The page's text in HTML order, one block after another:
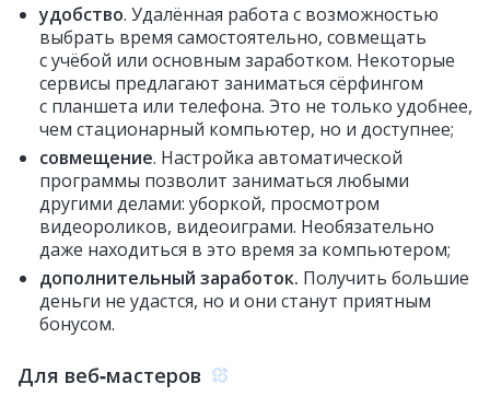
удобство. Удалённая работа с возможностью
выбрать время самостоятельно, совмещать
с учёбой или основным заработком. Некоторые
сервисы предлагают заниматься сёрфингом
с планшета или телефона. Это не только удобнее,
чем стационарный компьютер, но и доступнее;
совмещение. Настройка автоматической
программы позволит заниматься любыми
другими делами: уборкой, просмотром
видеороликов, видеоиграми. Необязательно
даже находиться в это время за компьютером;
дополнительный заработок. Получить большие
деньги не удастся, но и они станут приятным
бонусом.
Для веб‑мастеров